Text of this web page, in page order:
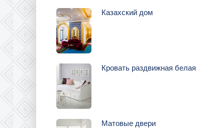
Казахский дом
Кровать раздвижная белая
Матовые двери